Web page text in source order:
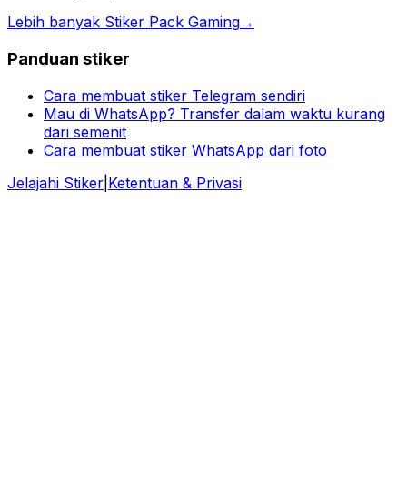
Lebih banyak Stiker Pack Gaming→
Panduan stiker
Cara membuat stiker Telegram sendiri
Mau di WhatsApp? Transfer dalam waktu kurang
dari semenit
Cara membuat stiker WhatsApp dari foto
Jelajahi Stiker Ketentuan & Privasi